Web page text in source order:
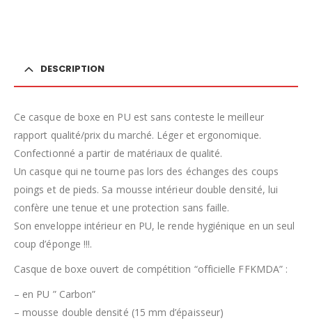
DESCRIPTION
Ce casque de boxe en PU est sans conteste le meilleur
rapport qualité/prix du marché. Léger et ergonomique.
Confectionné a partir de matériaux de qualité.
Un casque qui ne tourne pas lors des échanges des coups
poings et de pieds. Sa mousse intérieur double densité, lui
confère une tenue et une protection sans faille.
Son enveloppe intérieur en PU, le rende hygiénique en un seul
coup d’éponge !!!.
Casque de boxe ouvert de compétition “officielle FFKMDA” :
– en PU ” Carbon”
– mousse double densité (15 mm d’épaisseur)